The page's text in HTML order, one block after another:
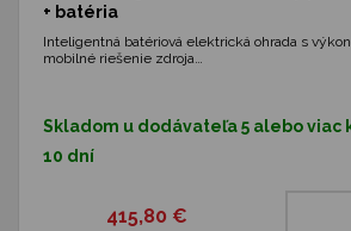
+ batéria
Inteligentná batériová elektrická ohrada s
mobilné riešenie zdroja…
Skladom u dodávateľa 5 alebo viac
10 dní
415,80 €